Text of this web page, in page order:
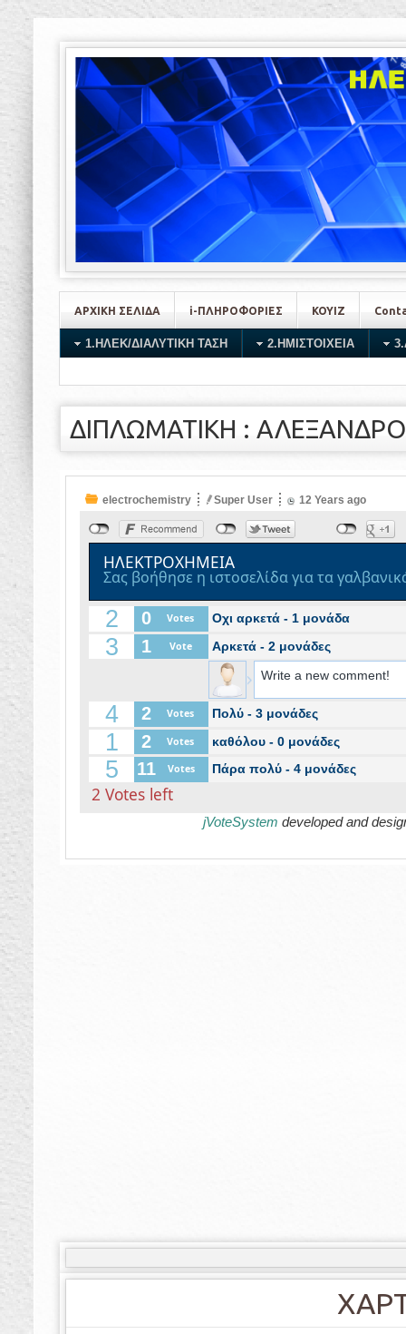
ΑΡΧΙΚΗ ΣΕΛΙΔΑ i-ΠΛΗΡΟΦΟΡΙΕΣ ΚΟΥΙΖ
1.ΗΛΕΚ/ΔΙΑΛΥΤΙΚΗ ΤΑΣΗ 2.HMIΣΤΟΙΧΕΙΑ
ΔΙΠΛΩΜΑΤΙΚΗ :
electrochemistry Super User 12 Years ago
ΗΛΕΚΤΡΟΧΗΜΕΙΑ
Σας βοήθησε η ιστοσελίδα για τα
2 0 Votes Οχι αρκετά - 1 μονάδα
3 1 Vote Αρκετά - 2 μονάδες
4 2 Votes Πολύ - 3 μονάδες
1 2 Votes καθόλου - 0 μονάδες
5 11 Votes Πάρα πολύ - 4 μονάδες
2 Votes left
jVoteSystem developed and